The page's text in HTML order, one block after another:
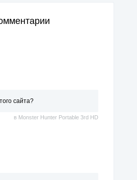
сайта?
в Monster Hunter Portable 3rd HD